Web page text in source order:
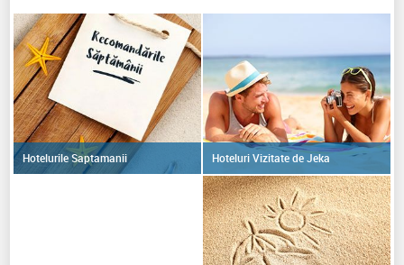
Hotelurile Saptamanii Hoteluri Vizitate de Jeka